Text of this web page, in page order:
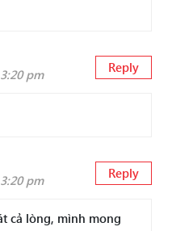
pm
Reply
pm
Reply
cả lòng, mình mong